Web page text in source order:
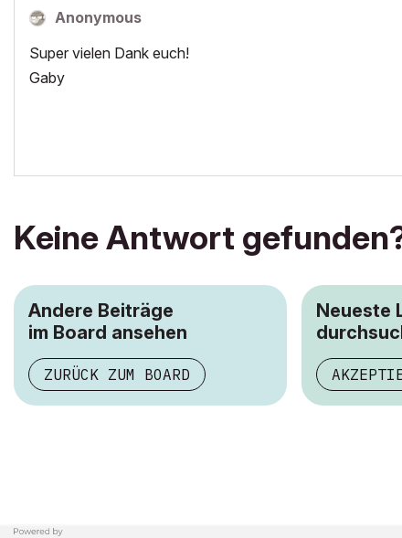
Anonymous
Super vielen Dank euch!
Gaby
Keine Antwort
Andere Beiträge
im Board ansehen
ZURÜCK ZUM BOARD
Neueste